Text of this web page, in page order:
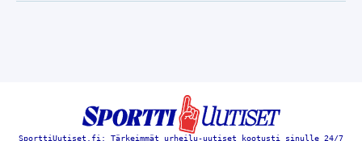
SporttiUutiset.fi: Tärkeimmät urheilu-uutiset kootusti sinulle 24/7